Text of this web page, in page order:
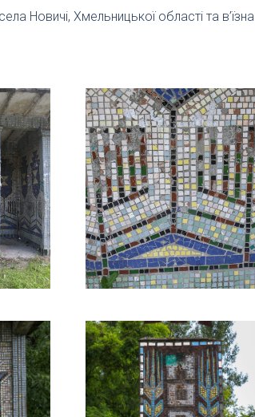
Новичі, Хмельницької області та